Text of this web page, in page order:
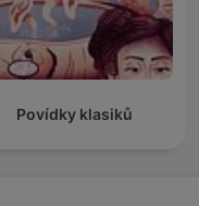
Povídky klasiků